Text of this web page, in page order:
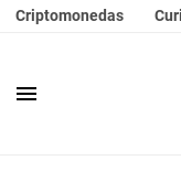
Criptomonedas
menu